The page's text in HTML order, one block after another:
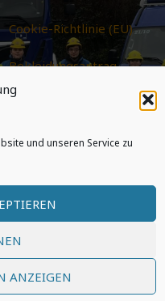
und unseren Service zu
ANZEIGEN
Cookie-Richtlinie (EU)
Bekleidungsantrag
– Alle Rechte